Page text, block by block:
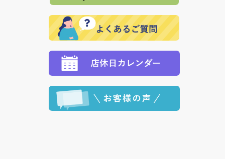
で、 それぞれ個別に送料が必要になります。
願いいたします。
※「クレジットカード」「PayPay」「楽天ペイ」を指
定された場合は、準備出来次第の便にてお送りいたし
ます。 （到着日指定をされている場合は、ご指定の日
程に合わせてお届けいたします。）